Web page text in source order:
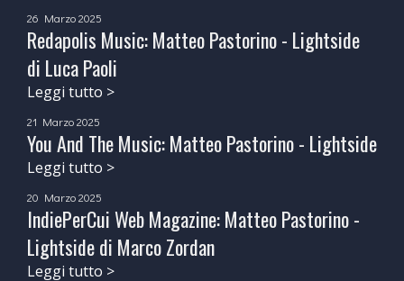
26 Marzo 2025
Redapolis Music: Matteo Pastorino - Lightside
di Luca Paoli
Leggi tutto >
21 Marzo 2025
You And The Music: Matteo Pastorino - Lightside
Leggi tutto >
20 Marzo 2025
IndiePerCui Web Magazine: Matteo Pastorino -
Lightside di Marco Zordan
Leggi tutto >